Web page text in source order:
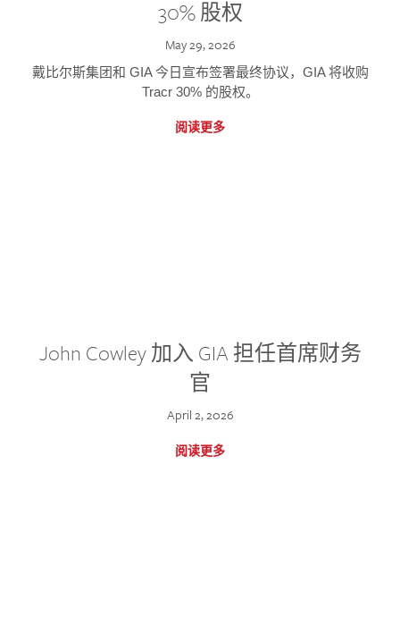
30% 股权
May 29, 2026
戴比尔斯集团和 GIA 今日宣布签署最终协议，GIA 将收购
Tracr 30% 的股权。
阅读更多
John Cowley 加入 GIA 担任首席财务
官
April 2, 2026
阅读更多